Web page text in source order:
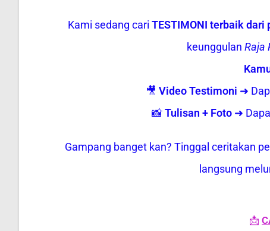
Kami sedang cariTESTIMONI terbaik dari
keunggulan Raja
🎥Video Testimoni ➜
📸Tulisan + Foto➜
Gampang banget kan? Tinggal ceritakan
langsung
📩